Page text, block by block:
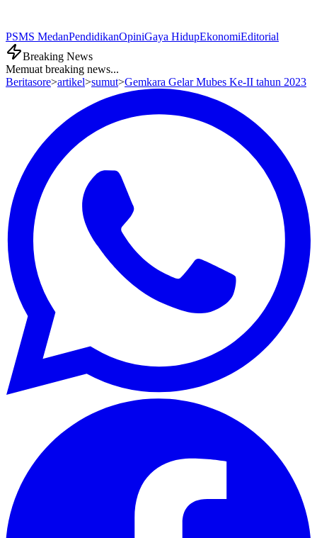
PSMS MedanPendidikanOpiniGaya HidupEkonomiEditorial
Breaking News
Memuat breaking news...
Beritasore>artikel>sumut>Gemkara Gelar Mubes Ke-II tahun 2023